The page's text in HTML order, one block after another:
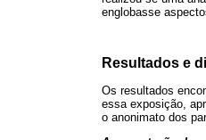
englobasse
Resultados e
Os resultados
essa exposição,
o anonimato dos